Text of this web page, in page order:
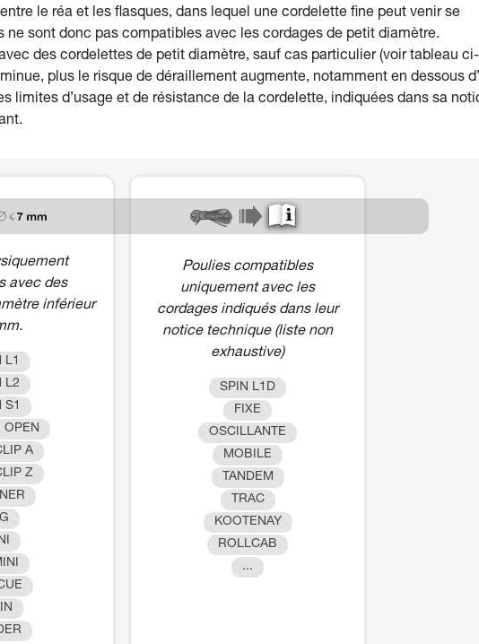
le réa et les flasques, dans lequel une cordelette fine peut venir se
ne sont donc pas compatibles avec les cordages de petit diamètre.
des cordelettes de petit diamètre, sauf cas particulier (voir tableau ci-
plus le risque de déraillement augmente, notamment en dessous
limites d’usage et de résistance de la cordelette, indiquées dans sa
avec des
inférieur
L1
L2
S1
OPEN
A
Z
Poulies compatibles
uniquement avec les
cordages indiqués dans leur
notice technique (liste non
exhaustive)
SPIN L1D
FIXE
OSCILLANTE
MOBILE
TANDEM
TRAC
KOOTENAY
ROLLCAB
...